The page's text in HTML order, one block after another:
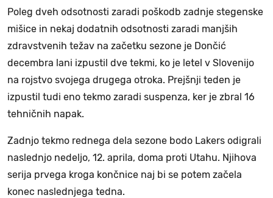
Poleg dveh odsotnosti zaradi poškodb zadnje stegenske
mišice in nekaj dodatnih odsotnosti zaradi manjših
zdravstvenih težav na začetku sezone je Dončić
decembra lani izpustil dve tekmi, ko je letel v Slovenijo
na rojstvo svojega drugega otroka. Prejšnji teden je
izpustil tudi eno tekmo zaradi suspenza, ker je zbral 16
tehničnih napak.
Zadnjo tekmo rednega dela sezone bodo Lakers odigrali
naslednjo nedeljo, 12. aprila, doma proti Utahu. Njihova
serija prvega kroga končnice naj bi se potem začela
konec naslednjega tedna.